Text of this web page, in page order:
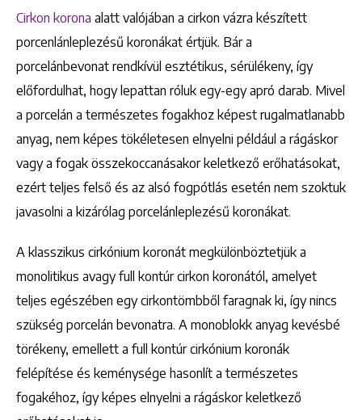
Cirkon korona alatt valójában a cirkon vázra készített
porcenlánleplezésű koronákat értjük. Bár a
porcelánbevonat rendkívül esztétikus, sérülékeny, így
előfordulhat, hogy lepattan róluk egy-egy apró darab. Mivel
a porcelán a természetes fogakhoz képest rugalmatlanabb
anyag, nem képes tökéletesen elnyelni például a rágáskor
vagy a fogak összekoccanásakor keletkező erőhatásokat,
ezért teljes felső és az alsó fogpótlás esetén nem szoktuk
javasolni a kizárólag porcelánleplezésű koronákat.
A klasszikus cirkónium koronát megkülönböztetjük a
monolitikus avagy full kontúr cirkon koronától, amelyet
teljes egészében egy cirkontömbből faragnak ki, így nincs
szükség porcelán bevonatra. A monoblokk anyag kevésbé
törékeny, emellett a full kontúr cirkónium koronák
felépítése és keménysége hasonlít a természetes
fogakéhoz, így képes elnyelni a rágáskor keletkező